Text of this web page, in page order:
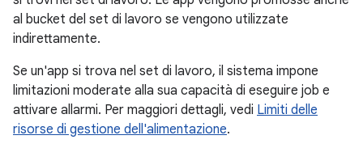
al bucket del set di lavoro se vengono utilizzate
indirettamente.
Se un'app si trova nel set di lavoro, il sistema impone
limitazioni moderate alla sua capacità di eseguire job e
attivare allarmi. Per maggiori dettagli, vedi Limiti delle
risorse di gestione dell'alimentazione.